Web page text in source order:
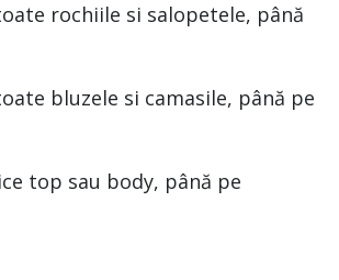
rochiile si salopetele, până
bluzele si camasile, până pe
top sau body, până pe